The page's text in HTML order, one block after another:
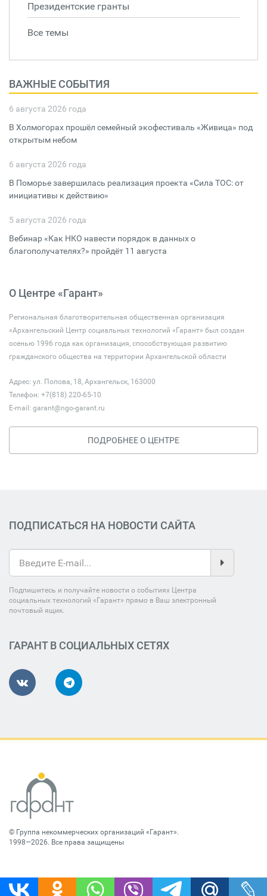
Президентские гранты
Все темы
ВАЖНЫЕ СОБЫТИЯ
6 августа 2026 года
В Холмогорах прошёл семейный экофестиваль «Живица» под
открытым небом
6 августа 2026 года
В Поморье завершилась реализация проекта «Сила ТОС: от
инициативы к действию»
5 августа 2026 года
Вебинар «Как НКО навести порядок в данных о
благополучателях?» пройдёт 11 августа
О Центре «Гарант»
Региональная благотворительная общественная организация
«Архангельский Центр социальных технологий «Гарант» был создан
осенью 1996 года как организация, способствующая развитию
гражданского общества на территории Архангельской области
Адрес: ул. Попова, 18, Архангельск, 163000
Телефон: +7(818) 220-65-10
E-mail: garant@ngo-garant.ru
ПОДРОБНЕЕ О ЦЕНТРЕ
ПОДПИСАТЬСЯ НА НОВОСТИ САЙТА
Подпишитесь и получайте новости о событиях Центра
социальных технологий «Гарант» прямо в Ваш электронный
почтовый ящик.
ГАРАНТ В СОЦИАЛЬНЫХ СЕТЯХ
© Группа некоммерческих организаций «Гарант».
1998—2026. Все права защищены